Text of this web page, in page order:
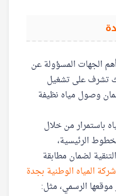
الجهات المسؤولة عن
تشرف على تشغيل
وصول مياه نظيفة
باستمرار من خلال
الرئيسية،
لضمان مطابقة
شركة المياه الوطنية بجدة
موقعها الرسمي، مثل: